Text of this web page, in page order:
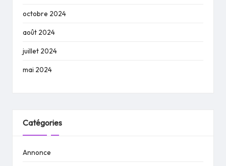
octobre 2024
août 2024
juillet 2024
mai 2024
Catégories
Annonce